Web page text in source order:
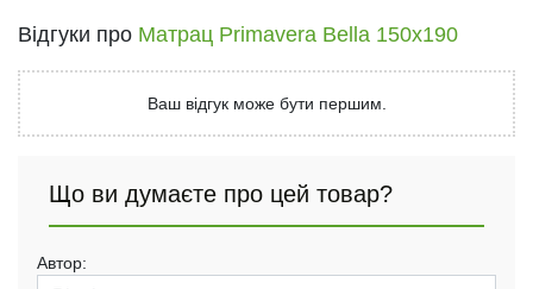
Відгуки про Матрац Primavera Bella 150x190
Ваш відгук може бути першим.
Що ви думаєте про цей товар?
Автор: